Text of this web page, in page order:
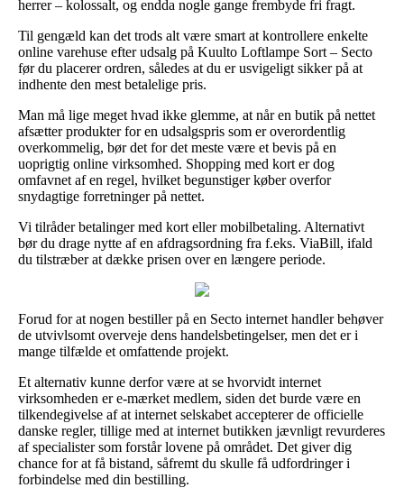
herrer – kolossalt, og endda nogle gange frembyde fri fragt.
Til gengæld kan det trods alt være smart at kontrollere enkelte
online varehuse efter udsalg på Kuulto Loftlampe Sort – Secto
før du placerer ordren, således at du er usvigeligt sikker på at
indhente den mest betalelige pris.
Man må lige meget hvad ikke glemme, at når en butik på nettet
afsætter produkter for en udsalgspris som er overordentlig
overkommelig, bør det for det meste være et bevis på en
uoprigtig online virksomhed. Shopping med kort er dog
omfavnet af en regel, hvilket begunstiger køber overfor
snydagtige forretninger på nettet.
Vi tilråder betalinger med kort eller mobilbetaling. Alternativt
bør du drage nytte af en afdragsordning fra f.eks. ViaBill, ifald
du tilstræber at dække prisen over en længere periode.
Forud for at nogen bestiller på en Secto internet handler behøver
de utvivlsomt overveje dens handelsbetingelser, men det er i
mange tilfælde et omfattende projekt.
Et alternativ kunne derfor være at se hvorvidt internet
virksomheden er e-mærket medlem, siden det burde være en
tilkendegivelse af at internet selskabet accepterer de officielle
danske regler, tillige med at internet butikken jævnligt revurderes
af specialister som forstår lovene på området. Det giver dig
chance for at få bistand, såfremt du skulle få udfordringer i
forbindelse med din bestilling.